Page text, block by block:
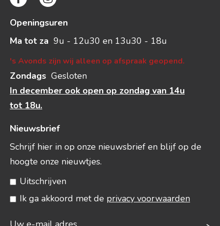
Openingsuren
Ma tot za 9u - 12u30 en 13u30 - 18u
's Avonds zijn wij alleen op afspraak geopend.
Zondags Gesloten
In december ook open op zondag van 14u
tot 18u.
Nieuwsbrief
Schrijf hier in op onze nieuwsbrief en blijf op de
hoogte onze nieuwtjes.
Uitschrijven
Ik ga akkoord met de privacy voorwaarden